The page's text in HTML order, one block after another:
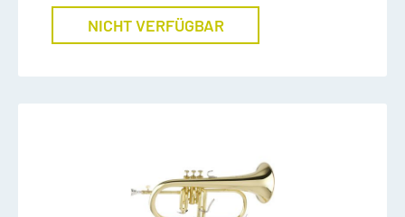
NICHT VERFÜGBAR